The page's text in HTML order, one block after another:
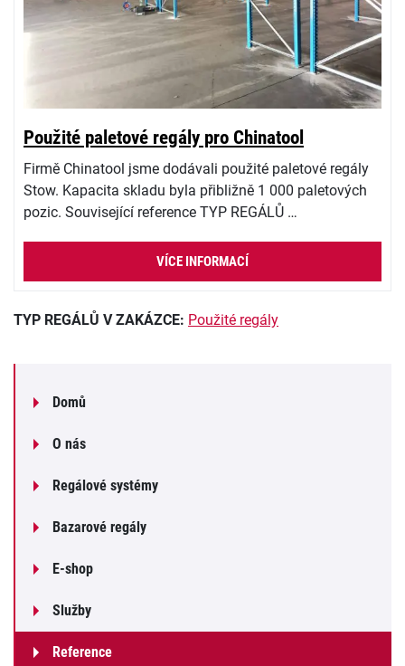
Domů
O nás
Regálové systémy
Bazarové regály
E-shop
Služby
Reference
Použité paletové regály pro Chinatool
Firmě Chinatool jsme dodávali použité paletové regály
Stow. Kapacita skladu byla přibližně 1 000 paletových
pozic. Související reference TYP REGÁLŮ …
VÍCE INFORMACÍ
TYP REGÁLŮ V ZAKÁZCE: Použité regály